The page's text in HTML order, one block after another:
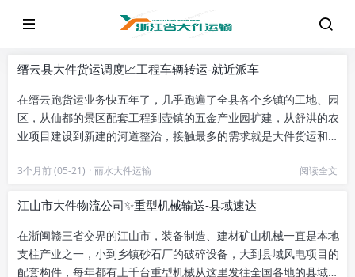
缙云县大件货运调度📈工程车辆转运-就近派车
在缙云跑货运业务快五年了，几乎跑遍了全县各个乡镇的工地、园
区，从仙都的景区配套工程到壶镇的五金产业园扩建，从舒洪的农
业项目建设到新建的河道整治，接触最多的需求就是大件货运和工
3个月前 (05-21) · 丽水大件运输 阅读全文
江山市大件物流公司✨重型机械输送-县域速达
在浙闽赣三省交界的江山市，装备制造、建材矿山机械一直是本地
支柱产业之一，小到乡镇砂石厂的破碎设备，大到县域风电项目的
配套构件，每年都有上千台重型机械从这里发往全国各地的县域市